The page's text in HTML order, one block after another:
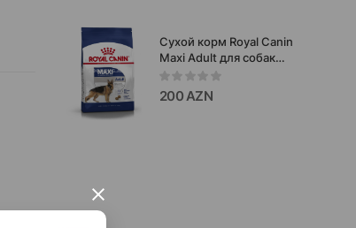
×
Сухой корм Royal Canin
Maxi Adult для собак
крупных пород (весом
от 26 до 44 кг) в
возрасте от 15 месяцев
200 AZN